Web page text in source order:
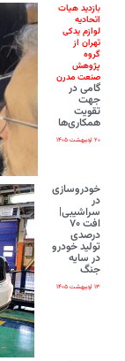
بازدید هیات
اتحادیه
لوازم یدکی
تهران از
گروه
پژوهش
صنعت مدرن
گامی در
جهت
تقویت
همکاری‌ها
۲۰ اردیبهشت ۱۴۰۵
خودروسازی
در
سراشیبی|
افت ۷۰
درصدی
تولید خودرو
در سایه
جنگ
۱۳ اردیبهشت ۱۴۰۵